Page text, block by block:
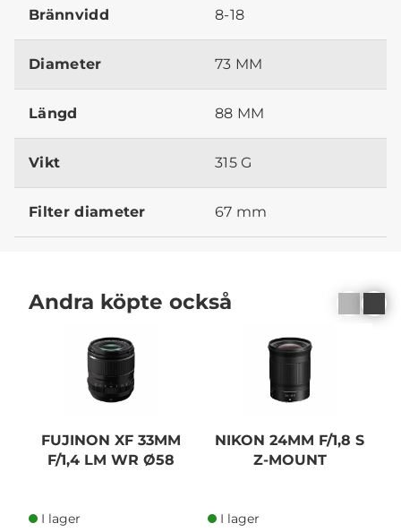
Brännvidd 8-18
Diameter 73 MM
Längd 88 MM
Vikt 315 G
Filter diameter 67 mm
Andra köpte också
FUJINON XF 33MM
F/1,4 LM WR Ø58
I lager
NIKON 24MM F/1,8 S
Z-MOUNT
I lager